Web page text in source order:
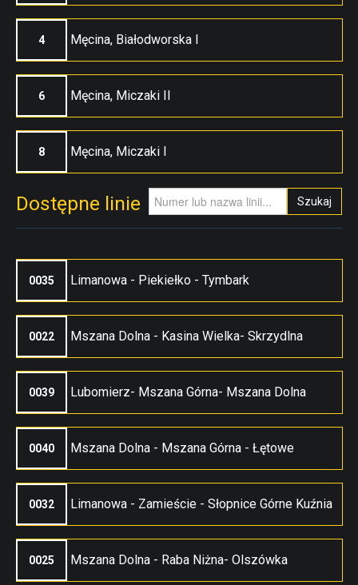
4 Męcina, Białodworska I
6 Męcina, Miczaki II
8 Męcina, Miczaki I
Dostępne linie Szukaj
0035 Limanowa - Piekiełko - Tymbark
0022 Mszana Dolna - Kasina Wielka- Skrzydlna
0039 Lubomierz- Mszana Górna- Mszana Dolna
0040 Mszana Dolna - Mszana Górna - Łętowe
0032 Limanowa - Zamieście - Słopnice Górne Kuźnia
0025 Mszana Dolna - Raba Niżna- Olszówka